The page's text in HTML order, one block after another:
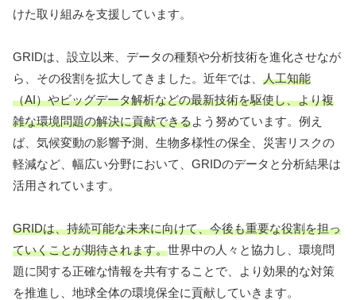
けた取り組みを支援しています。
GRIDは、設立以来、データの種類や分析技術を進化させなが
ら、その役割を拡大してきました。近年では、 人工知能
（AI）やビッグデータ解析などの最新技術を駆使し、より複
雑な環境問題の解決に貢献できるよう努めています。例え
ば、気候変動の影響予測、生物多様性の保全、災害リスクの
軽減など、幅広い分野において、GRIDのデータと分析結果は
活用されています。
GRIDは、持続可能な未来に向けて、今後も重要な役割を担っ
ていくことが期待されます。世界中の人々と協力し、環境問
題に関する正確な情報を共有することで、より効果的な対策
を推進し、地球全体の環境保全に貢献していきます。